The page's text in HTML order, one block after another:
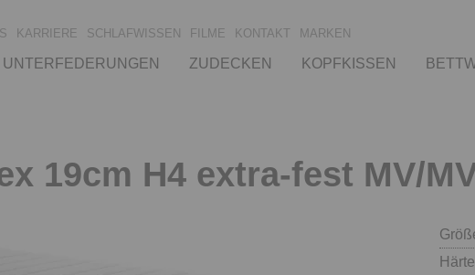
KARRIERE SCHLAFWISSEN FILME KONTAKT MARKEN
UNTERFEDERUNGEN ZUDECKEN KOPFKISSEN
19cm H4 extra-fest MV/